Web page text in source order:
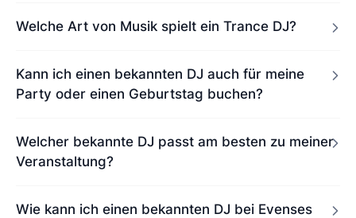
Welche Art von Musik spielt ein Trance DJ?
Kann ich einen bekannten DJ auch für meine
Party oder einen Geburtstag buchen?
Welcher bekannte DJ passt am besten zu meiner
Veranstaltung?
Wie kann ich einen bekannten DJ bei Evenses